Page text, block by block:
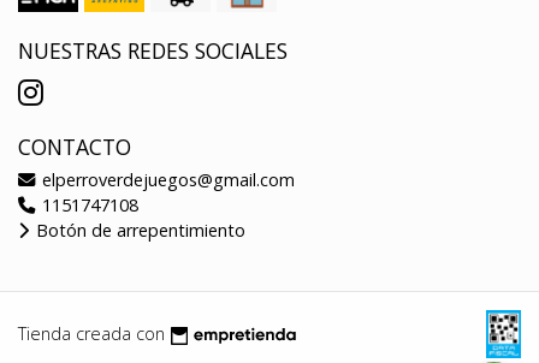
NUESTRAS REDES SOCIALES
CONTACTO
elperroverdejuegos@gmail.com
1151747108
Botón de arrepentimiento
Tienda creada con